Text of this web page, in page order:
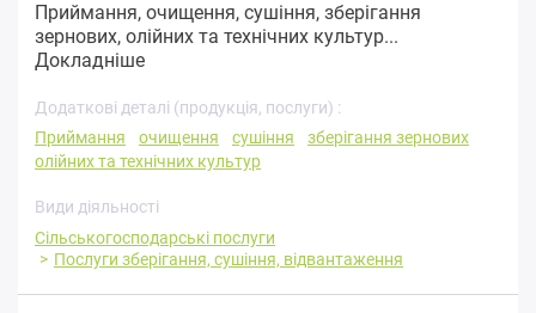
Приймання, очищення, сушіння, зберігання
зернових, олійних та технічних культур...
Докладніше
Додаткові деталі (продукція, послуги) :
Приймання
очищення сушіння
зберігання зернових
олійних та технічних культур
Види діяльності
Сільськогосподарські послуги
Послуги зберігання, сушіння, відвантаження